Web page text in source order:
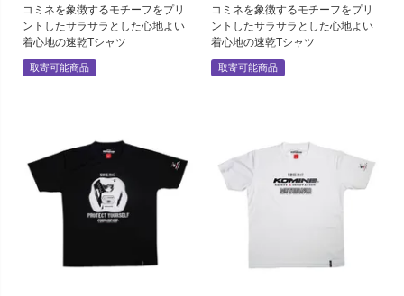
コミネを象徴するモチーフをプリ
ントしたサラサラとした心地よい
着心地の速乾Tシャツ
取寄可能商品
コミネを象徴するモチーフをプリ
ントしたサラサラとした心地よい
着心地の速乾Tシャツ
取寄可能商品